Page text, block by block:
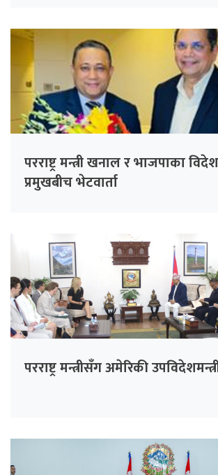
परराष्ट्र मन्त्री खनाल र भाजपाका
प्रमुखबीच भेटवार्ता
परराष्ट्र मन्त्रीसँग अमेरिकी